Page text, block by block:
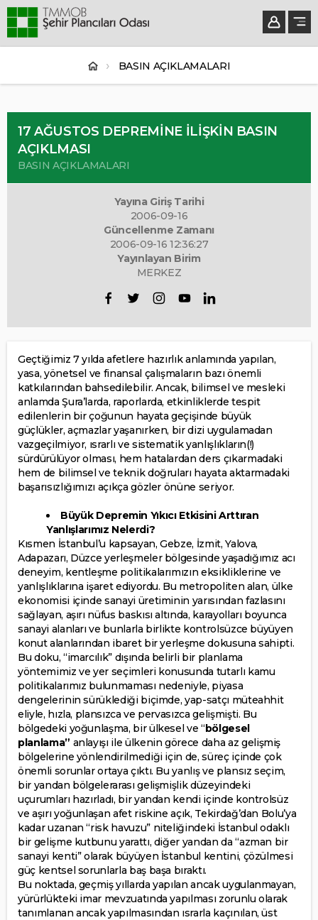
BASIN AÇIKLAMALARI
17 AĞUSTOS DEPREMİNE İLİŞKİN BASIN
AÇIKLMASI
BASIN AÇIKLAMALARI
Yayına Giriş Tarihi
2006-09-16
Güncellenme Zamanı
2006-09-16 12:36:27
Yayınlayan Birim
MERKEZ
Geçtiğimiz 7 yılda afetlere hazırlık anlamında yapılan,
yasa, yönetsel ve finansal çalışmaların bazı önemli
katkılarından bahsedilebilir. Ancak, bilimsel ve mesleki
anlamda Şura’larda, raporlarda, etkinliklerde tespit
edilenlerin bir çoğunun hayata geçişinde büyük
güçlükler, açmazlar yaşanırken, bir dizi uygulamadan
vazgeçilmiyor, ısrarlı ve sistematik yanlışlıkların(!)
sürdürülüyor olması, hem hatalardan ders çıkarmadaki
hem de bilimsel ve teknik doğruları hayata aktarmadaki
başarısızlığımızı açıkça gözler önüne seriyor.
Büyük Depremin Yıkıcı Etkisini Arttıran
Yanlışlarımız Nelerdi?
Kısmen İstanbul’u kapsayan, Gebze, İzmit, Yalova,
Adapazarı, Düzce yerleşmeler bölgesinde yaşadığımız acı
deneyim, kentleşme politikalarımızın eksikliklerine ve
yanlışlıklarına işaret ediyordu. Bu metropoliten alan, ülke
ekonomisi içinde sanayi üretiminin yarısından fazlasını
sağlayan, aşırı nüfus baskısı altında, karayolları boyunca
sanayi alanları ve bunlarla birlikte kontrolsüzce büyüyen
konut alanlarından ibaret bir yerleşme dokusuna sahipti.
Bu doku, “imarcılık” dışında belirli bir planlama
yöntemimiz ve yer seçimleri konusunda tutarlı kamu
politikalarımız bulunmaması nedeniyle, piyasa
dengelerinin sürüklediği biçimde, yap-satçı müteahhit
eliyle, hızla, plansızca ve pervasızca gelişmişti. Bu
bölgedeki yoğunlaşma, bir ülkesel ve “bölgesel
planlama” anlayışı ile ülkenin görece daha az gelişmiş
bölgelerine yönlendirilmediği için de, süreç içinde çok
önemli sorunlar ortaya çıktı. Bu yanlış ve plansız seçim,
bir yandan bölgelerarası gelişmişlik düzeyindeki
uçurumları hazırladı, bir yandan kendi içinde kontrolsüz
ve aşırı yoğunlaşan afet riskine açık, Tekirdağ’dan Bolu’ya
kadar uzanan “risk havuzu” niteliğindeki İstanbul odaklı
bir gelişme kutbunu yarattı, diğer yandan da “azman bir
sanayi kenti” olarak büyüyen İstanbul kentini, çözülmesi
güç kentsel sorunlarla baş başa bıraktı.
Bu noktada, geçmiş yıllarda yapılan ancak uygulanmayan,
yürürlükteki imar mevzuatında yapılması zorunlu olarak
tanımlanan ancak yapılmasından ısrarla kaçınılan, üst